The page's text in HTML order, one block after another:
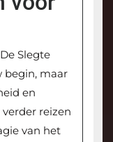
Slegte
begin, maar
en
reizen
van het